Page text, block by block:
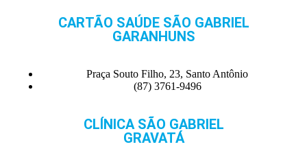
CARTÃO SAÚDE SÃO GABRIEL
GARANHUNS
Praça Souto Filho, 23, Santo Antônio
(87) 3761-9496
CLÍNICA SÃO GABRIEL
GRAVATÁ